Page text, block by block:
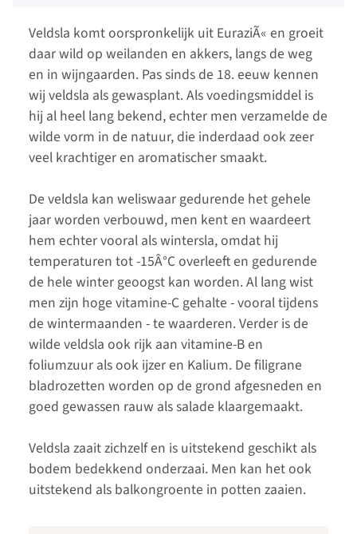
Veldsla komt oorspronkelijk uit EuraziÃ« en groeit
daar wild op weilanden en akkers, langs de weg
en in wijngaarden. Pas sinds de 18. eeuw kennen
wij veldsla als gewasplant. Als voedingsmiddel is
hij al heel lang bekend, echter men verzamelde de
wilde vorm in de natuur, die inderdaad ook zeer
veel krachtiger en aromatischer smaakt.
De veldsla kan weliswaar gedurende het gehele
jaar worden verbouwd, men kent en waardeert
hem echter vooral als wintersla, omdat hij
temperaturen tot -15Â°C overleeft en gedurende
de hele winter geoogst kan worden. Al lang wist
men zijn hoge vitamine-C gehalte - vooral tijdens
de wintermaanden - te waarderen. Verder is de
wilde veldsla ook rijk aan vitamine-B en
foliumzuur als ook ijzer en Kalium. De filigrane
bladrozetten worden op de grond afgesneden en
goed gewassen rauw als salade klaargemaakt.
Veldsla zaait zichzelf en is uitstekend geschikt als
bodem bedekkend onderzaai. Men kan het ook
uitstekend als balkongroente in potten zaaien.